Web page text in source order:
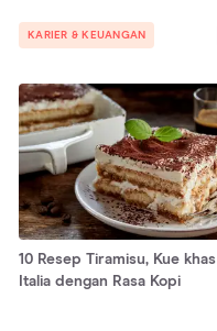
KARIER & KEUANGAN
10 Resep Tiramisu, Kue khas
Italia dengan Rasa Kopi